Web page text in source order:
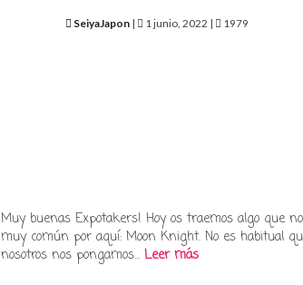
SeiyaJapon | 1 junio, 2022 | 1979
Muy buenas Expotakers! Hoy os traemos algo que
muy común por aquí: Moon Knight. No es habitual
nosotros nos pongamos…Leer más